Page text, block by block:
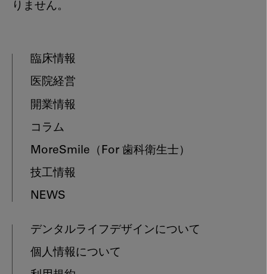
りません。
臨床情報
医院経営
開業情報
コラム
MoreSmile （For 歯科衛生士）
技工情報
NEWS
デンタルライフデザインについて
個人情報について